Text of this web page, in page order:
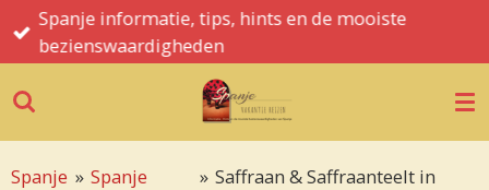
Ga
direct
de
Spanje informatie, tips, hints en de mooiste
bezienswaardigheden
Spanje » Spanje
» Saffraan & Saffraanteelt in